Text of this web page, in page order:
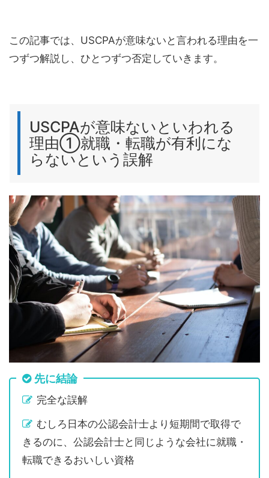
この記事では、USCPAが意味ないと言われる理由を一
つずつ解説し、ひとつずつ否定していきます。
USCPAが意味ないといわれる
理由①就職・転職が有利にな
らないという誤解
先に結論
完全な誤解
むしろ日本の公認会計士より短期間で取得で
きるのに、公認会計士と同じような会社に就職・
転職できるおいしい資格